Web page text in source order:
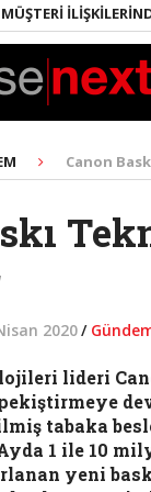
İLIŞKILERINDE
Canon
2020/
lideri
tabaka
1 ile 10
yeni